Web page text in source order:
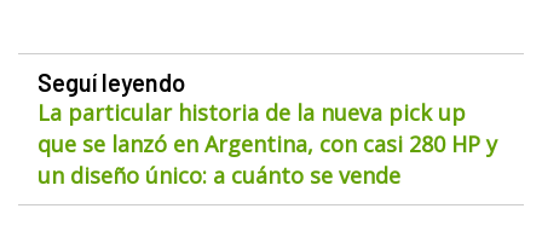
Seguí leyendo
La particular historia de la nueva pick up
que se lanzó en Argentina, con casi 280 HP y
un diseño único: a cuánto se vende